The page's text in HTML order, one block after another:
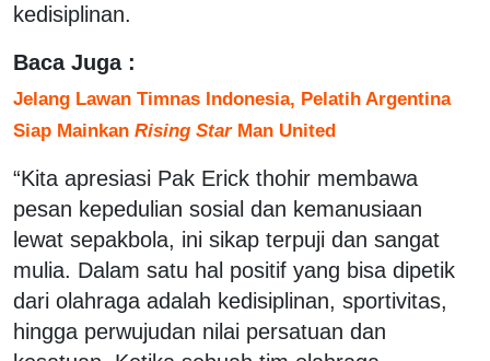
kedisiplinan.
Baca Juga :
Jelang Lawan Timnas Indonesia, Pelatih Argentina
Siap Mainkan Rising StarMan United
“Kita apresiasi Pak Erick thohir membawa
pesan kepedulian sosial dan kemanusiaan
lewat sepakbola, ini sikap terpuji dan sangat
mulia. Dalam satu hal positif yang bisa dipetik
dari olahraga adalah kedisiplinan, sportivitas,
hingga perwujudan nilai persatuan dan